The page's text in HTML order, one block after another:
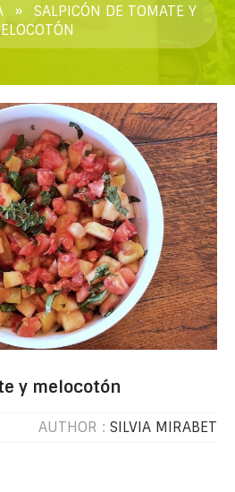
»
SALPICÓN DE TOMATE Y
y melocotón
AUTHOR : SILVIA MIRABET